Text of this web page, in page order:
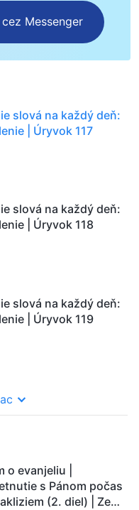
Messenger
slová na každý deň:
| Úryvok 117
slová na každý deň:
| Úryvok 118
slová na každý deň:
| Úryvok 119
o evanjeliu |
s Pánom počas
(2. diel) | Zem